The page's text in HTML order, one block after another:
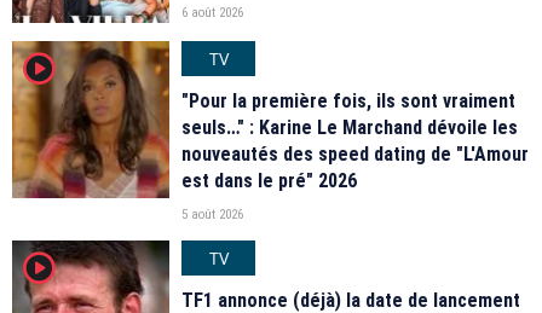
6 août 2026
player2
TV
"Pour la première fois, ils sont vraiment
seuls…" : Karine Le Marchand dévoile les
nouveautés des speed dating de "L'Amour
est dans le pré" 2026
5 août 2026
player2
TV
TF1 annonce (déjà) la date de lancement